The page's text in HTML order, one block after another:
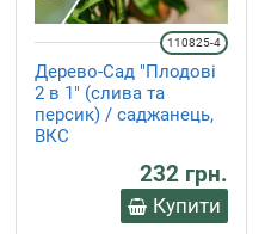
Дерево-Сад "Плодові
2 в 1" (слива та
персик) / саджанець,
ВКС
110825-4
232 грн.
Купити